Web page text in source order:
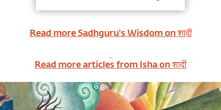
Read more Sadhguru's Wisdom onशादी
Read more articles from Isha onशादी